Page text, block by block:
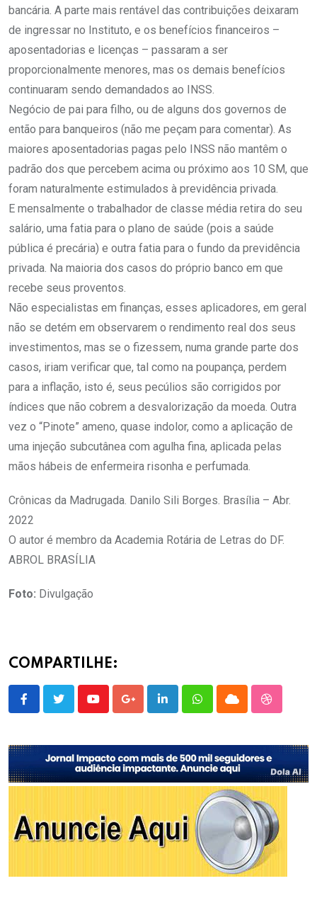
bancária. A parte mais rentável das contribuições deixaram
de ingressar no Instituto, e os benefícios financeiros –
aposentadorias e licenças – passaram a ser
proporcionalmente menores, mas os demais benefícios
continuaram sendo demandados ao INSS.
Negócio de pai para filho, ou de alguns dos governos de
então para banqueiros (não me peçam para comentar). As
maiores aposentadorias pagas pelo INSS não mantêm o
padrão dos que percebem acima ou próximo aos 10 SM, que
foram naturalmente estimulados à previdência privada.
E mensalmente o trabalhador de classe média retira do seu
salário, uma fatia para o plano de saúde (pois a saúde
pública é precária) e outra fatia para o fundo da previdência
privada. Na maioria dos casos do próprio banco em que
recebe seus proventos.
Não especialistas em finanças, esses aplicadores, em geral
não se detém em observarem o rendimento real dos seus
investimentos, mas se o fizessem, numa grande parte dos
casos, iriam verificar que, tal como na poupança, perdem
para a inflação, isto é, seus pecúlios são corrigidos por
índices que não cobrem a desvalorização da moeda. Outra
vez o “Pinote” ameno, quase indolor, como a aplicação de
uma injeção subcutânea com agulha fina, aplicada pelas
mãos hábeis de enfermeira risonha e perfumada.
Crônicas da Madrugada. Danilo Sili Borges. Brasília – Abr.
2022
O autor é membro da Academia Rotária de Letras do DF.
ABROL BRASÍLIA
Foto: Divulgação
COMPARTILHE:
YoutubeGoogle+LinkedInWhatsappCloud